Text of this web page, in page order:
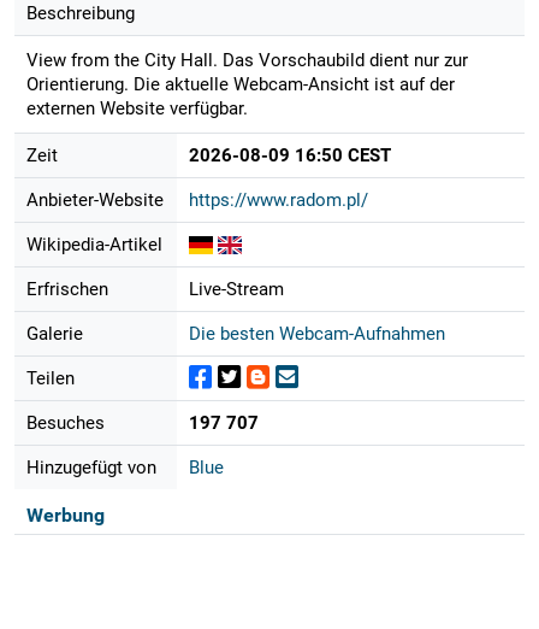
Beschreibung
View from the City Hall. Das Vorschaubild dient nur zur
Orientierung. Die aktuelle Webcam-Ansicht ist auf der
externen Website verfügbar.
Zeit 2026-08-09 16:50 CEST
Anbieter-Website https://www.radom.pl/
Wikipedia-Artikel
Erfrischen Live-Stream
Galerie Die besten Webcam-Aufnahmen
Teilen
Besuches 197 707
Hinzugefügt von Blue
Werbung